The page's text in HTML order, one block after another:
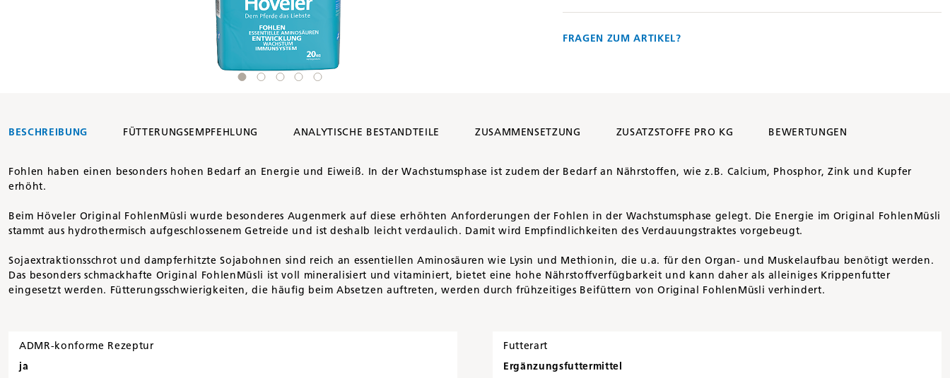
FRAGEN ZUM ARTIKEL?
BESCHREIBUNG FÜTTERUNGSEMPFEHLUNG ANALYTISCHE BESTANDTEILE ZUSAMMENSETZUNG ZUSATZSTOFFE PRO KG BEWERTUNGEN
Fohlen haben einen besonders hohen Bedarf an Energie und Eiweiß. In der Wachstumsphase ist zudem der Bedarf an Nährstoffen, wie z.B. Calcium, Phosphor, Zink und Kupfer
erhöht.
Beim Höveler Original FohlenMüsli wurde besonderes Augenmerk auf diese erhöhten Anforderungen der Fohlen in der Wachstumsphase gelegt. Die Energie im Original FohlenMüsli
stammt aus hydrothermisch aufgeschlossenem Getreide und ist deshalb leicht verdaulich. Damit wird Empfindlichkeiten des Verdauungstraktes vorgebeugt.
Sojaextraktionsschrot und dampferhitzte Sojabohnen sind reich an essentiellen Aminosäuren wie Lysin und Methionin, die u.a. für den Organ- und Muskelaufbau benötigt werden.
Das besonders schmackhafte Original FohlenMüsli ist voll mineralisiert und vitaminiert, bietet eine hohe Nährstoffverfügbarkeit und kann daher als alleiniges Krippenfutter
eingesetzt werden. Fütterungsschwierigkeiten, die häuﬁg beim Absetzen auftreten, werden durch frühzeitiges Beifüttern von Original FohlenMüsli verhindert.
ADMR-konforme Rezeptur
ja
Futterart
Ergänzungsfuttermittel